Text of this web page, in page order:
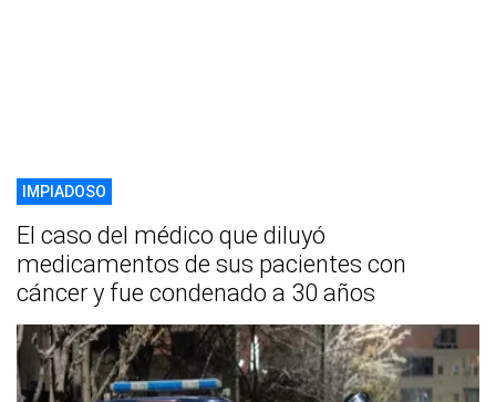
IMPIADOSO
El caso del médico que diluyó
medicamentos de sus pacientes con
cáncer y fue condenado a 30 años